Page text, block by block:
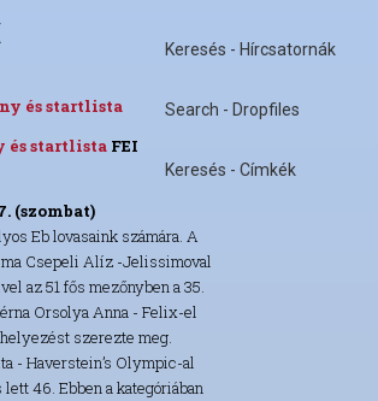
Keresés - Hírcsatornák
Search - Dropfiles
Keresés - Címkék
és startlista
és startlistaFEI
(szombat)
Eb lovasaink számára. A
Csepeli Alíz -Jelissimoval
az 51 fős mezőnyben a 35.
Orsolya Anna - Felix-el
helyezést szerezte meg.
- Haverstein’s Olympic-al
46. Ebben a kategóriában